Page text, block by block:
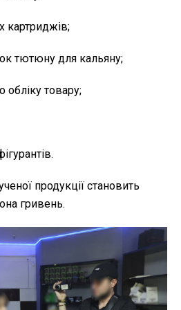
картриджів;
тютюну для кальяну;
обліку товару;
продукції становить
гривень.